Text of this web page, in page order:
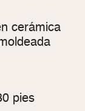
cerámica
pies